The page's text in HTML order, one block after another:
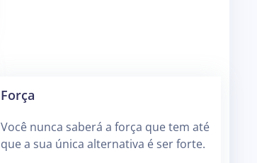
Força
Você nunca saberá a força que tem até
que a sua única alternativa é ser forte.